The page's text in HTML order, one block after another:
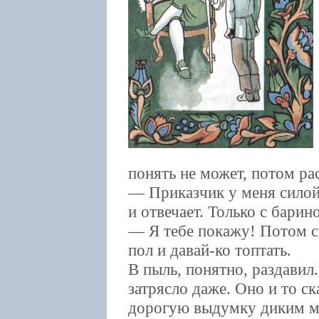
понять не может, потом
— Приказчик у меня
и отвечает. Только с
— Я тебе покажу! Потом
пол и давай-ко топтать.
В пыль, понятно,
затрясло даже. Оно и то
дорогую выдумку диким